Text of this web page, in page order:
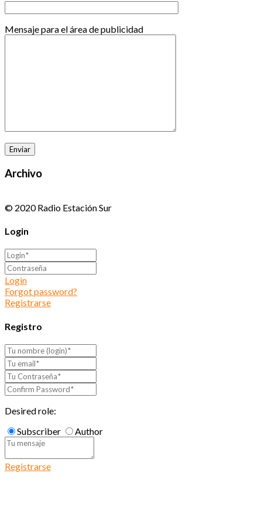
Mensaje para el área de publicidad
Archivo
© 2020 Radio Estación Sur
Login
Login
Forgot password?
Registrarse
Registro
Desired role:
Subscriber
Author
Registrarse